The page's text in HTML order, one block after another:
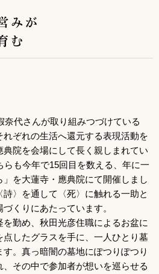
みが
む
奈代さんが取り組みつづけている
れぞれの生活へ還元する表現活動を
院を会場にして長く親しまれてい
らも今年で15回目を数える、年に一
を大蓮寺・應典院にて開催しまし
〉を通して〈死〉に触れる一助と
くりにあたっています。
勤め、秋田光彦住職によるお盆に
したグラスを手に、一人ひとり墓
。真っ暗闇の墓地にぽつりぽつり
その中で参加者が想いを巡らせる